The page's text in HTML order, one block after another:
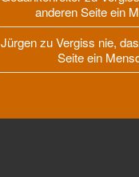
anderen Seite ein
JürgenzuVergiss nie,
Seite ein